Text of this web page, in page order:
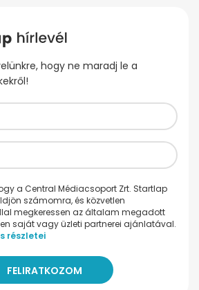
hogy ne maradj le a
a Central Médiacsoport Zrt. Startlap
számomra, és közvetlen
megkeressen az általam megadott
saját vagy üzleti partnerei ajánlatával.
részletei